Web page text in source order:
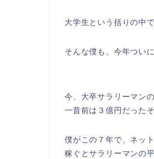
大学生という括りの中
そんな僕も、今年つい
今、大卒サラリーマン
一昔前は３億円だった
僕がこの７年で、ネッ
稼ぐとサラリーマンの